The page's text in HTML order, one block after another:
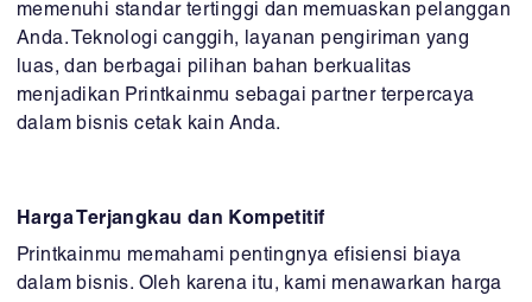
memenuhi standar tertinggi dan memuaskan pelanggan
Anda. Teknologi canggih, layanan pengiriman yang
luas, dan berbagai pilihan bahan berkualitas
menjadikan Printkainmu sebagai partner terpercaya
dalam bisnis cetak kain Anda.
Harga Terjangkau dan Kompetitif
Printkainmu memahami pentingnya efisiensi biaya
dalam bisnis. Oleh karena itu, kami menawarkan harga